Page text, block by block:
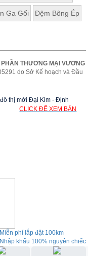
Ga Gối Đệm Bông Ép
PHẦN THƯƠNG MẠI VƯƠNG
do Sở Kế hoạch và Đầu
thị mới Đại Kim - Định
CLICK ĐỂ XEM BẢN
phí lắp đặt 100km
khẩu 100% nguyên chiếc
rộng 3000m2